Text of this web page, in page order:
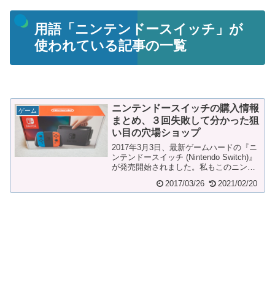
用語「ニンテンドースイッチ」が
使われている記事の一覧
ゲーム
ニンテンドースイッチの購入情報
まとめ、３回失敗して分かった狙
い目の穴場ショップ
2017年3月3日、最新ゲームハードの『ニ
ンテンドースイッチ (Nintendo Switch)』
が発売開始されました。私もこのニンテ
2017/03/26 2021/02/20